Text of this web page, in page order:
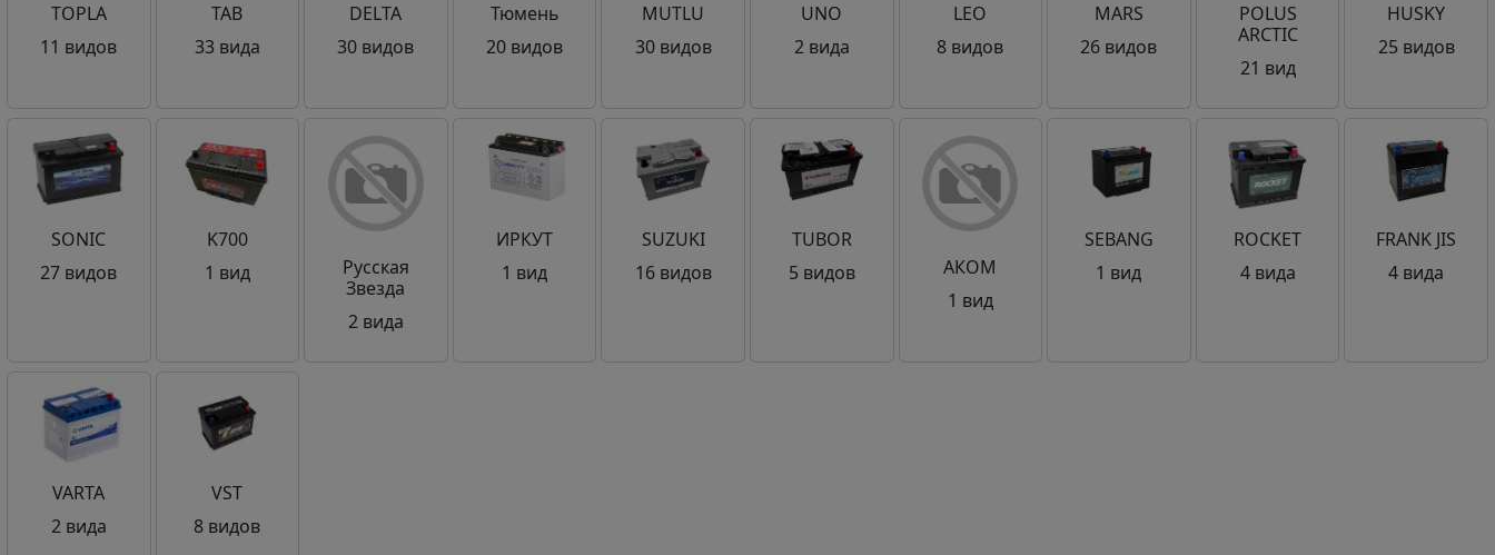
TOPLA
11 видов
TAB
33 вида
DELTA
30 видов
Тюмень
20 видов
MUTLU
30 видов
UNO
2 вида
LEO
8 видов
MARS
26 видов
POLUS
ARCTIC
21 вид
HUSKY
25 видов
SONIC
27 видов
K700
1 вид
Русская
Звезда
2 вида
ИРКУТ
1 вид
SUZUKI
16 видов
TUBOR
5 видов
АКОМ
1 вид
SEBANG
1 вид
ROCKET
4 вида
FRANK JIS
4 вида
VARTA
2 вида
VST
8 видов